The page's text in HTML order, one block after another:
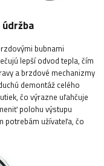
bubnami
lepší odvod tepla, čím
a brzdové mechanizmy
demontáž celého
čo výrazne uľahčuje
polohu výstupu
potrebám užívateľa, čo